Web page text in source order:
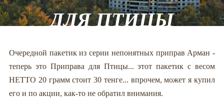
ДЛЯ ПТИЦЫ
Очередной пакетик из серии непонятных приправ Арман -
теперь это Приправа для Птицы... этот пакетик с весом
НЕТТО 20 грамм стоит 30 тенге... впрочем, может я купил
его и по акции, как-то не обратил внимания.